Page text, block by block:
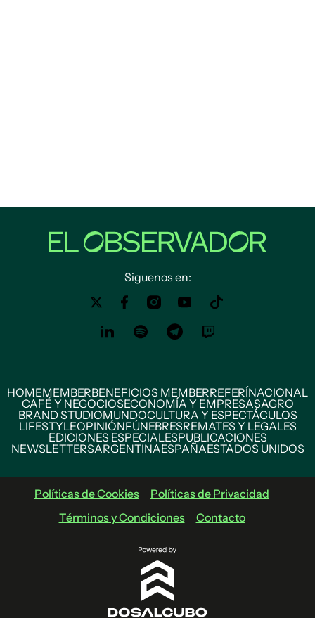
Siguenos en:
HOMEMEMBERBENEFICIOS MEMBERREFERÍNACIONAL
CAFÉ Y NEGOCIOSECONOMÍA Y EMPRESASAGRO
BRAND STUDIOMUNDOCULTURA Y ESPECTÁCULOS
LIFESTYLEOPINIÓNFÚNEBRESREMATES Y LEGALES
EDICIONES ESPECIALESPUBLICACIONES
NEWSLETTERSARGENTINAESPAÑAESTADOS UNIDOS
Políticas de Cookies
Políticas de Privacidad
Términos y Condiciones
Contacto